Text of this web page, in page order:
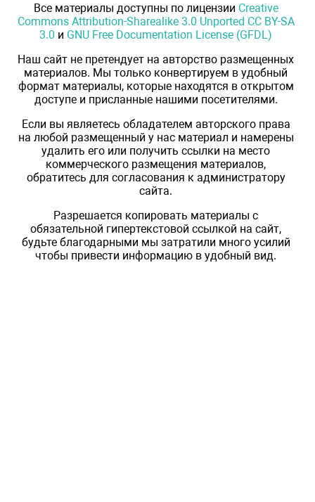
Все материалы доступны по лицензии Creative
Commons Attribution-Sharealike 3.0 Unported CC BY-SA
3.0 и GNU Free Documentation License (GFDL)
Наш сайт не претендует на авторство размещенных
материалов. Мы только конвертируем в удобный
формат материалы, которые находятся в открытом
доступе и присланные нашими посетителями.
Если вы являетесь обладателем авторского права
на любой размещенный у нас материал и намерены
удалить его или получить ссылки на место
коммерческого размещения материалов,
обратитесь для согласования к администратору
сайта.
Разрешается копировать материалы с
обязательной гипертекстовой ссылкой на сайт,
будьте благодарными мы затратили много усилий
чтобы привести информацию в удобный вид.